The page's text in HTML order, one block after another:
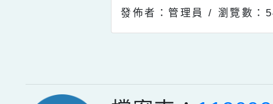
發佈者：管理員 / 瀏覽數：